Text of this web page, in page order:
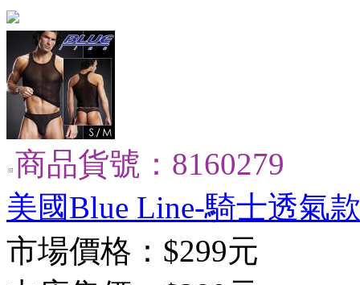
商品貨號：8160279
美國Blue Line-騎士透氣
市場價格： $299元